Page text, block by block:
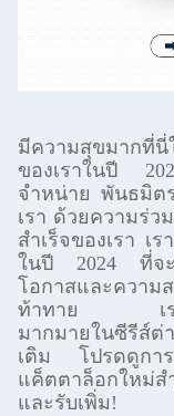
มีความสุขมากที่
ของเราในปี
จำหน่าย พันธมิต
เรา ด้วยความร่
สำเร็จของเรา เ
ในปี 2024 ที่จะ
โอกาสและความ
ท้าทาย เราได้
มากมายในซีรีส์ต่
เติม โปรดดูการ
แค็ตตาล็อกใหม่สำ
และรับเพิ่ม!